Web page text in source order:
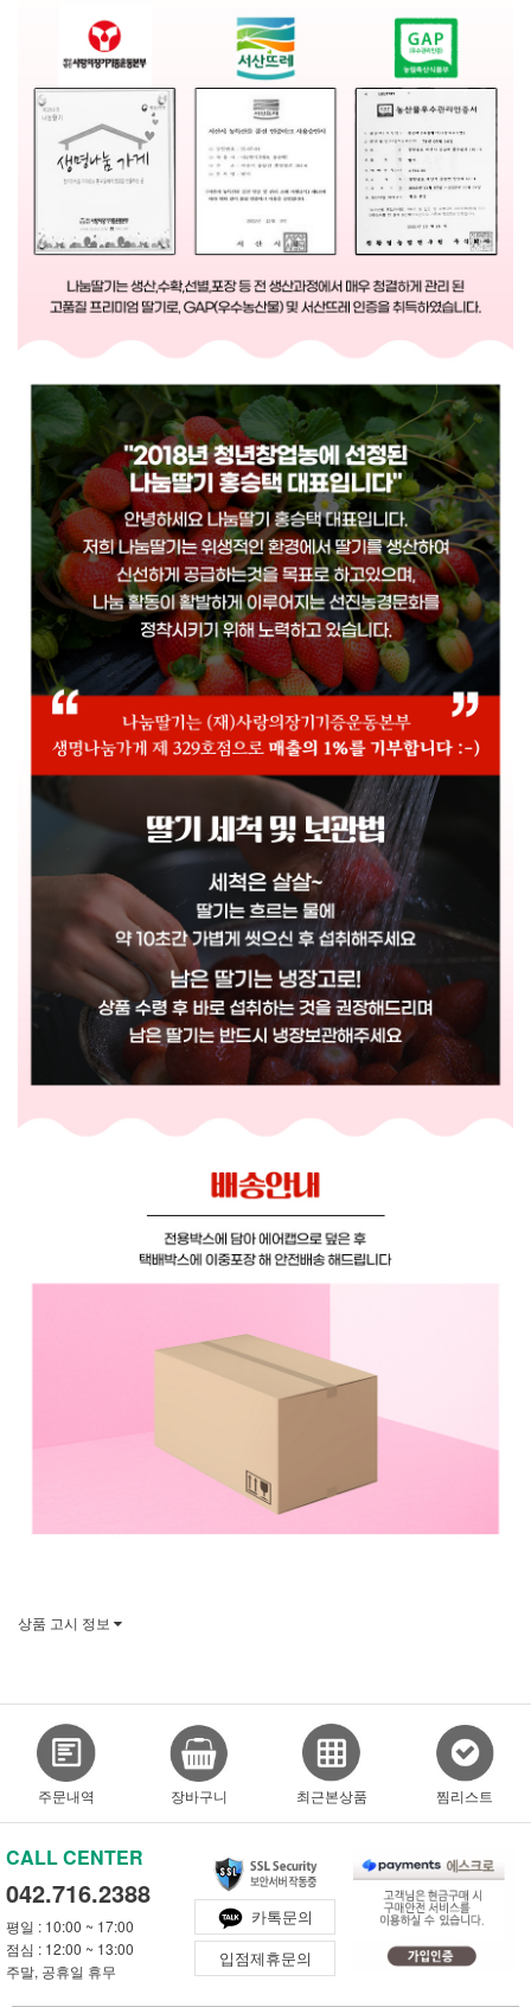
상품 고시 정보
주문내역 장바구니 최근본상품 찜리스트
CALL CENTER
042.716.2388
평일 : 10:00 ~ 17:00
점심 : 12:00 ~ 13:00
주말, 공휴일 휴무
카톡문의
입점제휴문의